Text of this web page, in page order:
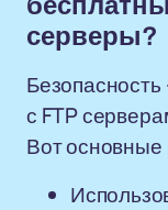
серверы?
с FTP
Вот